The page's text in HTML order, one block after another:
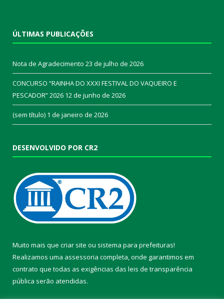
ÚLTIMAS PUBLICAÇÕES
Nota de Agradecimento 23 de julho de 2026
CONCURSO “RAINHA DO XXXI FESTIVAL DO VAQUEIRO E
PESCADOR” 2026 12 de junho de 2026
(sem título) 1 de janeiro de 2026
DESENVOLVIDO POR CR2
Muito mais que criar site ou sistema para prefeituras!
Realizamos uma assessoria completa, onde garantimos em
contrato que todas as exigências das leis de transparência
pública serão atendidas.